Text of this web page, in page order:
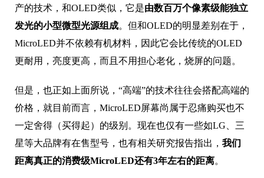
产的技术，和OLED类似，它是由数百万个像素级能独立
发光的小型微型光源组成。但和OLED的明显差别在于，
MicroLED并不依赖有机材料，因此它会比传统的OLED
更耐用，亮度更高，而且不用担心老化，烧屏的问题。
但是，也正如上面所说，“高端”的技术往往会搭配高端的
价格，就目前而言，MicroLED屏幕尚属于忍痛购买也不
一定舍得（买得起）的级别。现在也仅有一些如LG、三
星等大品牌有在售型号，也有相关研究报告指出， 我们
距离真正的消费级MicroLED还有3年左右的距离。